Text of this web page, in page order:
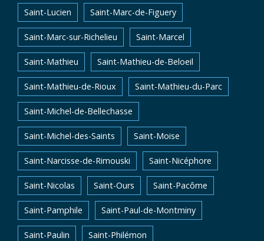
Saint-Lucien Saint-Marc-de-Figuery
Saint-Marc-sur-Richelieu Saint-Marcel
Saint-Mathieu Saint-Mathieu-de-Beloeil
Saint-Mathieu-de-Rioux Saint-Mathieu-du-Parc
Saint-Michel-de-Bellechasse
Saint-Michel-des-Saints Saint-Moise
Saint-Narcisse-de-Rimouski Saint-Nicéphore
Saint-Nicolas Saint-Ours Saint-Pacôme
Saint-Pamphile Saint-Paul-de-Montminy
Saint-Paulin Saint-Philémon